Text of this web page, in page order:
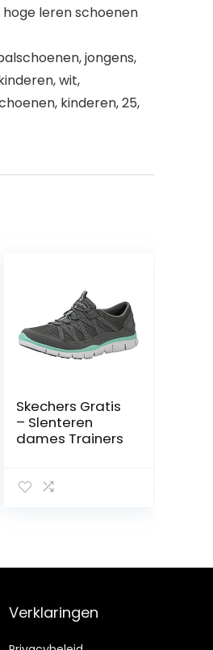
leren schoenen
jongens,
wit,
kinderen, 25,
Skechers Gratis
– Slenteren
dames Trainers
Verklaringen